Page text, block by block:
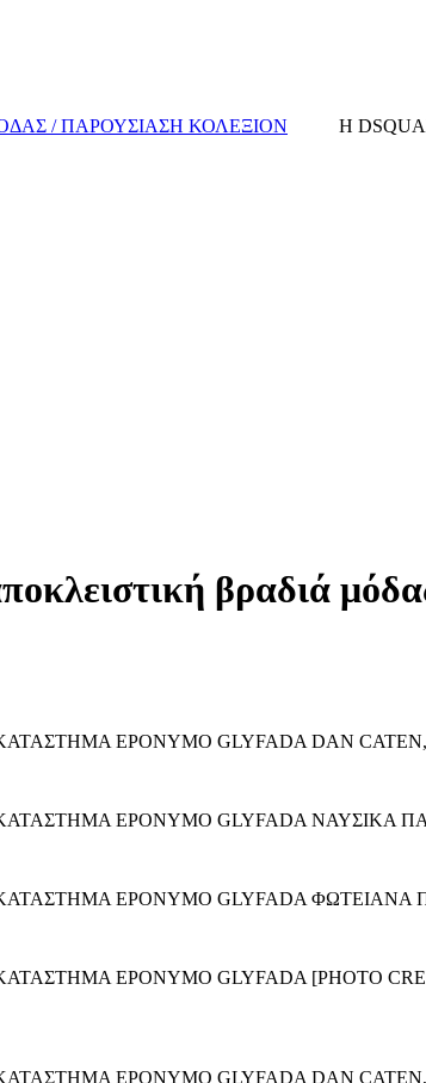
/ ΠΑΡΟΥΣΙΑΣΗ ΚΟΛΕΞΙΟΝ
Η
βραδιά
ΚΑΤΑΣΤΗΜΑ EPONYMO GLYFADA DAN
ΚΑΤΑΣΤΗΜΑ EPONYMO GLYFADA
ΚΑΤΑΣΤΗΜΑ EPONYMO GLYFADA
EPONYMO GLYFADA [PHOTO
EPONYMO GLYFADA DAN